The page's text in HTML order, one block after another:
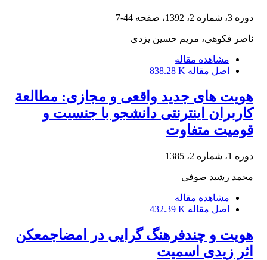
دوره 3، شماره 2، 1392، صفحه 44-7
ناصر فکوهی، مریم حسین یزدی
مشاهده مقاله
اصل مقاله 838.28 K
هویت های جدید واقعی و مجازی: مطالعة‏
کاربران اینترنتی دانشجو با جنسیت و
قومیت متفاوت
دوره 1، شماره 2، 1385
محمد رشید صوفی
مشاهده مقاله
اصل مقاله 432.39 K
هویت و چندفرهنگ گرایی در امضاجمعکن
اثر زیدی اسمیت